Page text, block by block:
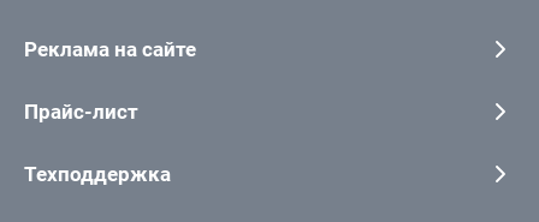
Реклама на сайте
Прайс-лист
Техподдержка